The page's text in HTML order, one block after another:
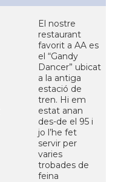
El nostre
restaurant
favorit a AA es
el “Gandy
Dancer” ubicat
a la antiga
estació de
tren. Hi em
estat anan
des-de el 95 i
jo l’he fet
servir per
varies
trobades de
feina